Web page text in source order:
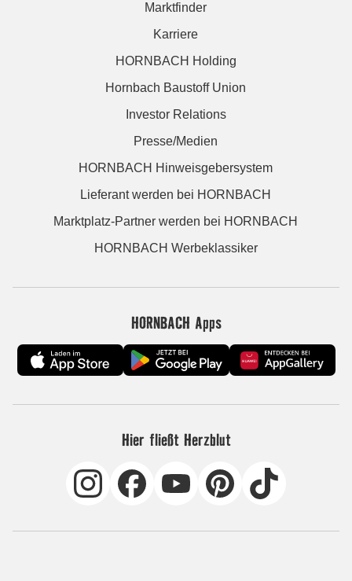
Marktfinder
Karriere
HORNBACH Holding
Hornbach Baustoff Union
Investor Relations
Presse/Medien
HORNBACH Hinweisgebersystem
Lieferant werden bei HORNBACH
Marktplatz-Partner werden bei HORNBACH
HORNBACH Werbeklassiker
HORNBACH Apps
Hier fließt Herzblut